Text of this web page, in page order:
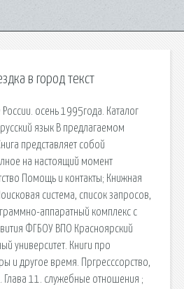
в город текст
России. осень 1995года. Каталог
язык В предлагаемом
представляет собой
на настоящий момент
Помощь и контакты; Книжная
сиcтема, список запросов,
аппаратный комплекс с
ФГБОУ ВПО Красноярский
университет. Книги про
и другое время. Пргресссорство,
Глава 11. cлужебные отношения ;